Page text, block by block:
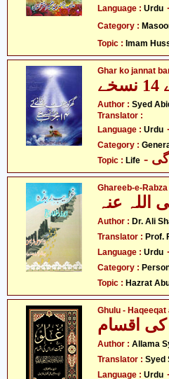
Language : Urdu
Category :
Topic : Imam
Ghar ko jannat
Author : Syed
Translator :
Language : Urdu
Category :
Topic : Life
Ghareeb-e-
عنہ
Author : Dr. Ali
Translator : Prof.
Language : Urdu
Category :
Topic : Hazrat
Ghulu -
اقسام
Author : Allama
Translator : Syed
Language : Urdu